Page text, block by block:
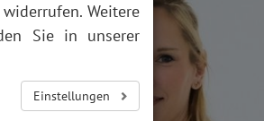
Weitere
Sie in unserer
Einstellungen